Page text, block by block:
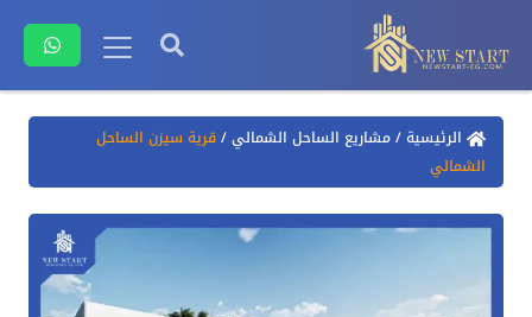
الرئيسية/مشاريع الساحل الشمالي/قرية سيزن الساحل
الشمالي